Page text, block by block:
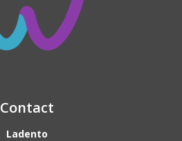
Contact
Ladento